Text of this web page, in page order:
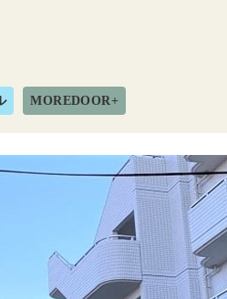
MOREDOOR+